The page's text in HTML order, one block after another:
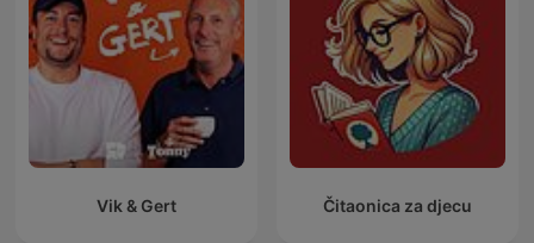
Vik & Gert Čitaonica za djecu